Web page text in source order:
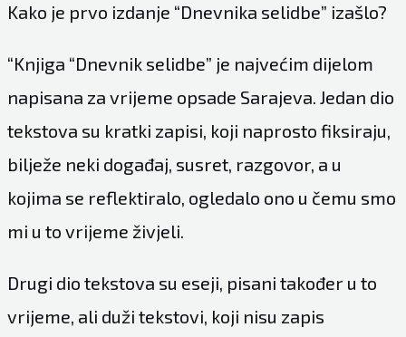
Kako je prvo izdanje “Dnevnika selidbe” izašlo?
“Knjiga “Dnevnik selidbe” je najvećim dijelom
napisana za vrijeme opsade Sarajeva. Jedan dio
tekstova su kratki zapisi, koji naprosto fiksiraju,
bilježe neki događaj, susret, razgovor, a u
kojima se reflektiralo, ogledalo ono u čemu smo
mi u to vrijeme živjeli.
Drugi dio tekstova su eseji, pisani također u to
vrijeme, ali duži tekstovi, koji nisu zapis